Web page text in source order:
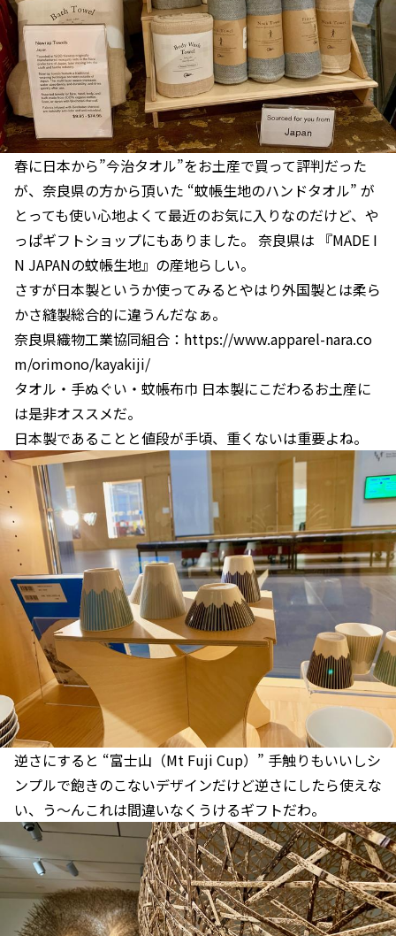
春に日本から”今治タオル”をお土産で買って評判だった
が、奈良県の方から頂いた “蚊帳生地のハンドタオル” が
とっても使い心地よくて最近のお気に入りなのだけど、や
っぱギフトショップにもありました。 奈良県は 『MADE I
N JAPANの蚊帳生地』の産地らしい。
さすが日本製というか使ってみるとやはり外国製とは柔ら
かさ縫製総合的に違うんだなぁ。
奈良県織物工業協同組合：https://www.apparel-nara.co
m/orimono/kayakiji/
タオル・手ぬぐい・蚊帳布巾 日本製にこだわるお土産に
は是非オススメだ。
日本製であることと値段が手頃、重くないは重要よね。
逆さにすると “富士山（Mt Fuji Cup）” 手触りもいいしシ
ンプルで飽きのこないデザインだけど逆さにしたら使えな
い、う〜んこれは間違いなくうけるギフトだわ。